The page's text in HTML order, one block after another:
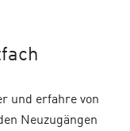
und erfahre von
Neuzugängen